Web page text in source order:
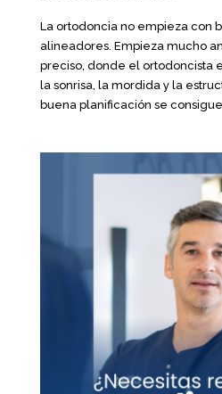
La ortodoncia no empieza con
alineadores. Empieza mucho
preciso, donde el ortodoncista
la sonrisa, la mordida y la
buena planificación se